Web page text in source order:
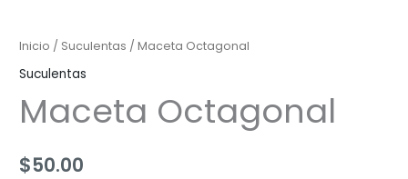
Inicio / Suculentas / Maceta Octagonal
Suculentas
Maceta Octagonal
$50.00